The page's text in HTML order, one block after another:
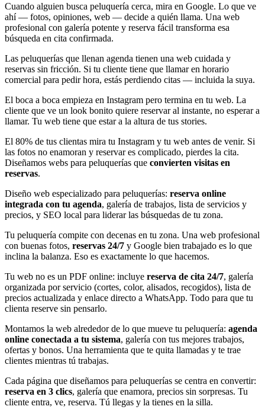
Cuando alguien busca peluquería cerca, mira en Google. Lo que ve
ahí — fotos, opiniones, web — decide a quién llama. Una web
profesional con galería potente y reserva fácil transforma esa
búsqueda en cita confirmada.
Las peluquerías que llenan agenda tienen una web cuidada y
reservas sin fricción. Si tu cliente tiene que llamar en horario
comercial para pedir hora, estás perdiendo citas — incluida la suya.
El boca a boca empieza en Instagram pero termina en tu web. La
cliente que ve un look bonito quiere reservar al instante, no esperar a
llamar. Tu web tiene que estar a la altura de tus stories.
El 80% de tus clientas mira tu Instagram y tu web antes de venir. Si
las fotos no enamoran y reservar es complicado, pierdes la cita.
Diseñamos webs para peluquerías que convierten visitas en
reservas.
Diseño web especializado para peluquerías: reserva online
integrada con tu agenda, galería de trabajos, lista de servicios y
precios, y SEO local para liderar las búsquedas de tu zona.
Tu peluquería compite con decenas en tu zona. Una web profesional
con buenas fotos, reservas 24/7 y Google bien trabajado es lo que
inclina la balanza. Eso es exactamente lo que hacemos.
Tu web no es un PDF online: incluye reserva de cita 24/7, galería
organizada por servicio (cortes, color, alisados, recogidos), lista de
precios actualizada y enlace directo a WhatsApp. Todo para que tu
clienta reserve sin pensarlo.
Montamos la web alrededor de lo que mueve tu peluquería: agenda
online conectada a tu sistema, galería con tus mejores trabajos,
ofertas y bonos. Una herramienta que te quita llamadas y te trae
clientes mientras tú trabajas.
Cada página que diseñamos para peluquerías se centra en convertir:
reserva en 3 clics, galería que enamora, precios sin sorpresas. Tu
cliente entra, ve, reserva. Tú llegas y la tienes en la silla.